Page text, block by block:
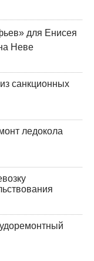
для Енисея
Неве
санкционных
ледокола